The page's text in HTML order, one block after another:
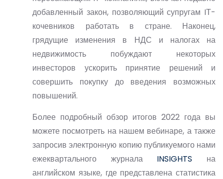
добавленный закон, позволяющий супругам IТ-
кочевников работать в стране. Наконец,
грядущие изменения в НДС и налогах на
недвижимость побуждают некоторых
инвесторов ускорить принятие решений и
совершить покупку до введения возможных
повышений.
Более подробный обзор итогов 2022 года вы
можете посмотреть на нашем вебинаре, а также
запросив электронную копию публикуемого нами
ежеквартального журнала INSIGHTS на
английском языке, где представлена статистика